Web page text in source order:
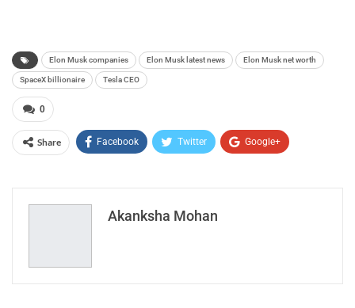
Elon Musk companies Elon Musk latest news Elon Musk net worth
SpaceX billionaire Tesla CEO
0
Share Facebook Twitter Google+
Email
Akanksha Mohan